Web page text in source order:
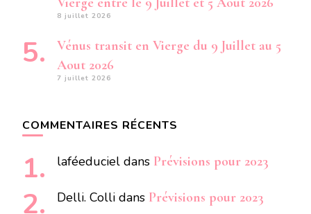
8 juillet 2026
Vénus transit en Vierge du 9 Juillet au 5
Aout 2026
7 juillet 2026
COMMENTAIRES RÉCENTS
laféeduciel dans Prévisions pour 2023
Delli. Colli dans Prévisions pour 2023